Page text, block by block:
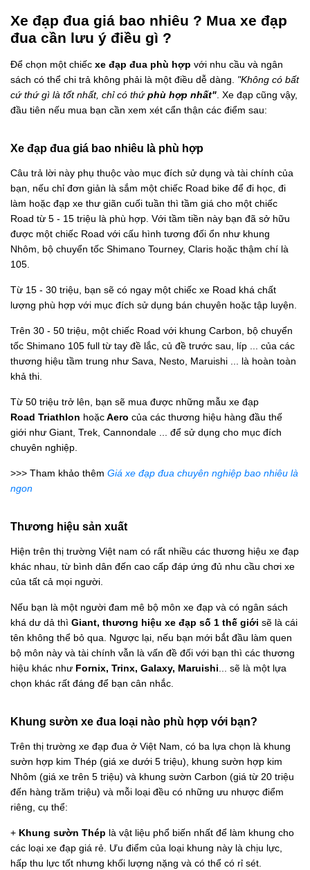
Xe đạp đua giá bao nhiêu ? Mua xe đạp
đua cần lưu ý điều gì ?
Để chọn một chiếc xe đạp đua phù hợp với nhu cầu và ngân
sách có thể chi trả không phải là một điều dễ dàng. "Không có bất
cứ thứ gì là tốt nhất, chỉ có thứphù hợp nhất". Xe đạp cũng vậy,
đầu tiên nếu mua bạn cần xem xét cẩn thận các điểm sau:
Xe đạp đua giá bao nhiêu là phù hợp
Câu trả lời này phụ thuộc vào mục đích sử dụng và tài chính của
bạn, nếu chỉ đơn giản là sắm một chiếc Road bike để đi học, đi
làm hoặc đạp xe thư giãn cuối tuần thì tầm giá cho một chiếc
Road từ 5 - 15 triệu là phù hợp. Với tầm tiền này bạn đã sở hữu
được một chiếc Road với cấu hình tương đối ổn như khung
Nhôm, bộ chuyển tốc Shimano Tourney, Claris hoặc thậm chí là
105.
Từ 15 - 30 triệu, bạn sẽ có ngay một chiếc xe Road khá chất
lượng phù hợp với mục đích sử dụng bán chuyên hoặc tập luyện.
Trên 30 - 50 triệu, một chiếc Road với khung Carbon, bộ chuyển
tốc Shimano 105 full từ tay đề lắc, củ đề trước sau, líp ... của các
thương hiệu tầm trung như Sava, Nesto, Maruishi ... là hoàn toàn
khả thi.
Từ 50 triệu trở lên, bạn sẽ mua được những mẫu xe đạp
Road Triathlon hoặcAero của các thương hiệu hàng đầu thế
giới như Giant, Trek, Cannondale ... để sử dụng cho mục đích
chuyên nghiệp.
>>> Tham khảo thêm Giá xe đạp đua chuyên nghiệp bao nhiêu là
ngon
Thương hiệu sản xuất
Hiện trên thị trường Việt nam có rất nhiều các thương hiệu xe đạp
khác nhau, từ bình dân đến cao cấp đáp ứng đủ nhu cầu chơi xe
của tất cả mọi người.
Nếu bạn là một người đam mê bộ môn xe đạp và có ngân sách
khá dư dả thì Giant, thương hiệu xe đạp số 1 thế giới sẽ là cái
tên không thể bỏ qua. Ngược lại, nếu bạn mới bắt đầu làm quen
bộ môn này và tài chính vẫn là vấn đề đối với bạn thì các thương
hiệu khác như Fornix, Trinx, Galaxy, Maruishi... sẽ là một lựa
chọn khác rất đáng để bạn cân nhắc.
Khung sườn xe đua loại nào phù hợp với bạn?
Trên thị trường xe đạp đua ở Việt Nam, có ba lựa chọn là khung
sườn hợp kim Thép (giá xe dưới 5 triệu), khung sườn hợp kim
Nhôm (giá xe trên 5 triệu) và khung sườn Carbon (giá từ 20 triệu
đến hàng trăm triệu) và mỗi loại đều có những ưu nhược điểm
riêng, cụ thể:
+ Khung sườn Thép là vật liệu phổ biến nhất để làm khung cho
các loại xe đạp giá rẻ. Ưu điểm của loại khung này là chịu lực,
hấp thu lực tốt nhưng khối lượng nặng và có thể có rỉ sét.